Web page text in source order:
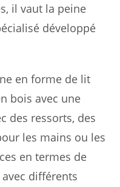
il vaut la peine
développé
en forme de lit
bois avec une
des ressorts, des
les mains ou les
en termes de
différents